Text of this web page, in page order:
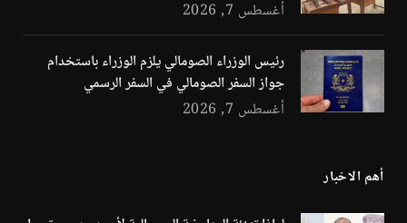
أغسطس 7, 2026
رئيس الوزراء الصومالي يلزم الوزراء باستخدام
جواز السفر الصومالي في السفر الرسمي
أغسطس 7, 2026
أهم الاخبار